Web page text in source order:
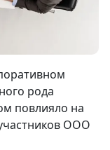
рода
повлияло на
ООО